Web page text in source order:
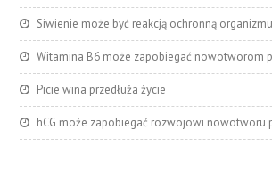
Siwienie może być reakcją ochronną organizmu
Witamina B6 może zapobiegać nowotworom
Picie wina przedłuża życie
hCG może zapobiegać rozwojowi nowotworu